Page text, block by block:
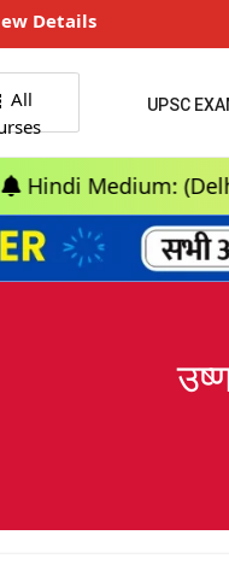
Details
All
UPSC
(Delhi) - GS